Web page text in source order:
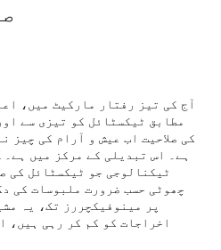
آج کی تیز رفتار مارکیٹ میں،
مطابق ٹیکسٹائل کو تیزی سے
کی صلاحیت اب عیش و آرام کی چیز
ہے۔ اس تبدیلی کے مرکز میں ہے۔
ٹیکنالوجی جو ٹیکسٹائل کی
چھوٹی حسب ضرورت ملبوسات کی
پر مینوفیکچررز تک، یہ
اخراجات کو کم کر رہی ہیں،